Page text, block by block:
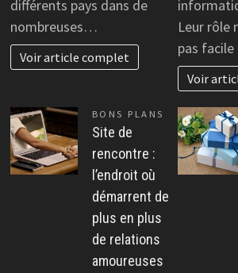
différents pays dans de
nombreuses…
Voir article complet
Leur rôle
pas
Voir
BONS PLANS
Site de
rencontre :
l’endroit où
démarrent de
plus en plus
de relations
amoureuses